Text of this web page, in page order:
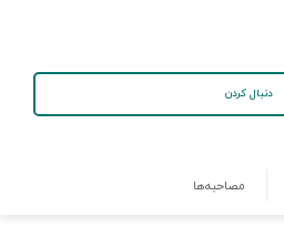
دنبال کردن
مصاحبه‌ها